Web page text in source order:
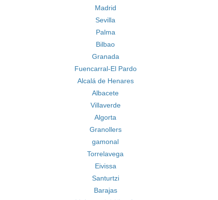
Madrid
Sevilla
Palma
Bilbao
Granada
Fuencarral-El Pardo
Alcalá de Henares
Albacete
Villaverde
Algorta
Granollers
gamonal
Torrelavega
Eivissa
Santurtzi
Barajas